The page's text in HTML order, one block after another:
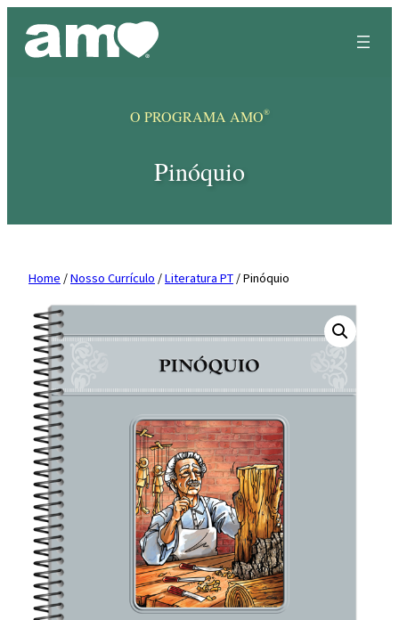
content
O PROGRAMA AMO®
Pinóquio
Home /Nosso Currículo /Literatura PT / Pinóquio